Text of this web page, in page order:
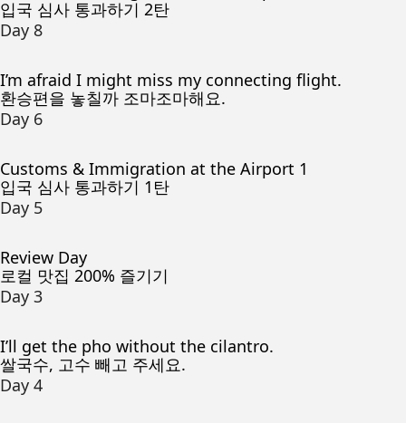
입국 심사 통과하기 2탄
Day 8
I’m afraid I might miss my connecting flight.
환승편을 놓칠까 조마조마해요.
Day 6
Customs & Immigration at the Airport 1
입국 심사 통과하기 1탄
Day 5
Review Day
로컬 맛집 200% 즐기기
Day 3
I’ll get the pho without the cilantro.
쌀국수, 고수 빼고 주세요.
Day 4